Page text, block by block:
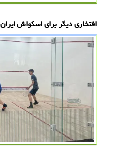
افتخاری دیگر برای اسکواش ایران